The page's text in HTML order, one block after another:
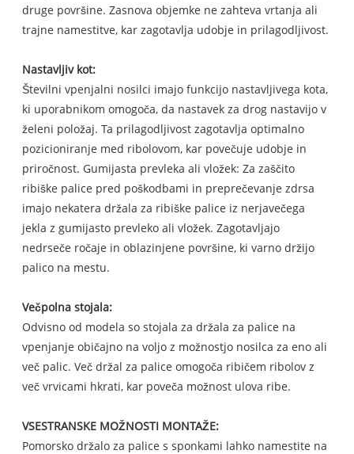
druge površine. Zasnova objemke ne zahteva vrtanja ali
trajne namestitve, kar zagotavlja udobje in prilagodljivost.
Nastavljiv kot:
Številni vpenjalni nosilci imajo funkcijo nastavljivega kota,
ki uporabnikom omogoča, da nastavek za drog nastavijo v
želeni položaj. Ta prilagodljivost zagotavlja optimalno
pozicioniranje med ribolovom, kar povečuje udobje in
priročnost. Gumijasta prevleka ali vložek: Za zaščito
ribiške palice pred poškodbami in preprečevanje zdrsa
imajo nekatera držala za ribiške palice iz nerjavečega
jekla z gumijasto prevleko ali vložek. Zagotavljajo
nedrseče ročaje in oblazinjene površine, ki varno držijo
palico na mestu.
Večpolna stojala:
Odvisno od modela so stojala za držala za palice na
vpenjanje običajno na voljo z možnostjo nosilca za eno ali
več palic. Več držal za palice omogoča ribičem ribolov z
več vrvicami hkrati, kar poveča možnost ulova ribe.
VSESTRANSKE MOŽNOSTI MONTAŽE:
Pomorsko držalo za palice s sponkami lahko namestite na